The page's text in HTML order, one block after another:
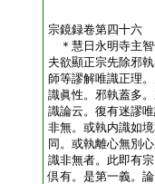
宗鏡録卷第四十六
＊慧日永明寺主
夫欲顯正宗先除邪
師等謬解唯識正理
識眞性。邪執蓋多
識論云。復有迷謬
非無。或執内識如
同。或執離心無別
識非無者。此即有
倶有。是第一義。